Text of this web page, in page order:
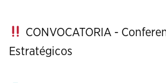
CONVOCATORIA -
Estratégicos